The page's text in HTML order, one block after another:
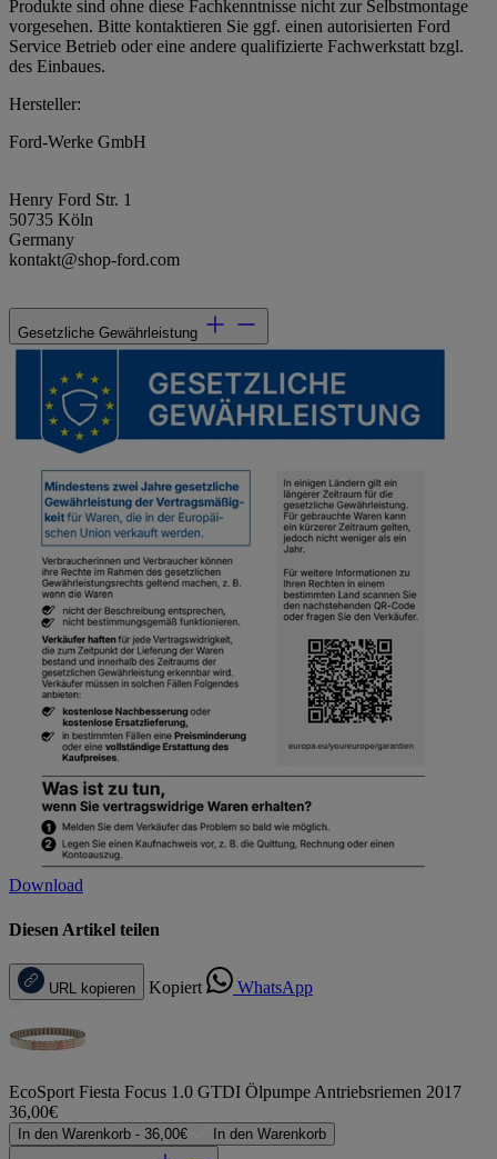
Produkte sind ohne diese Fachkenntnisse nicht zur Selbstmontage
vorgesehen. Bitte kontaktieren Sie ggf. einen autorisierten Ford
Service Betrieb oder eine andere qualifizierte Fachwerkstatt bzgl.
des Einbaues.
Hersteller:
Ford-Werke GmbH
Henry Ford Str. 1
50735 Köln
Germany
kontakt@shop-ford.com
Gesetzliche Gewährleistung
Download
Diesen Artikel teilen
URL kopieren Kopiert WhatsApp
EcoSport Fiesta Focus 1.0 GTDI Ölpumpe Antriebsriemen 2017
36,00€
In den Warenkorb - 36,00€ In den Warenkorb